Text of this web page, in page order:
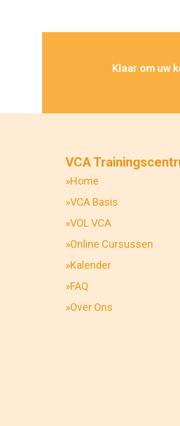
Klaar om uw
VCA
»Home
»VCA Basis
»VOL VCA
»Online Cursussen
»Kalender
»FAQ
»Over Ons